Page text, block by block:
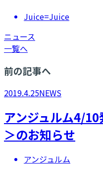
Juice=Juice
ニュース
一覧へ
前の記事へ
2019.4.25NEWS
アンジュルム4/
＞のお知らせ
アンジュルム